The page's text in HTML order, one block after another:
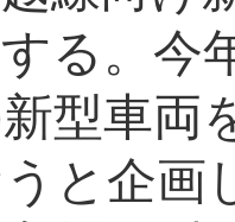
る。今
型車両
と企画